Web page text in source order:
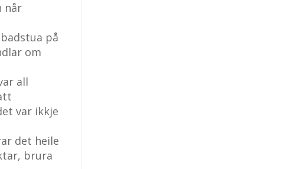
når
på
om
all
var ikkje
det heile
brura